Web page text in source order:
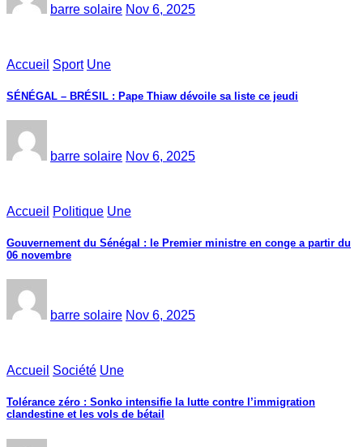
barre solaire Nov 6, 2025
Accueil Sport Une
SÉNÉGAL – BRÉSIL : Pape Thiaw dévoile sa liste ce jeudi
barre solaire Nov 6, 2025
Accueil Politique Une
Gouvernement du Sénégal : le Premier ministre en conge a partir du
06 novembre
barre solaire Nov 6, 2025
Accueil Société Une
Tolérance zéro : Sonko intensifie la lutte contre l’immigration
clandestine et les vols de bétail